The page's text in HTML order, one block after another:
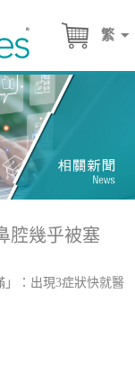
繁
腔幾乎被塞
」：出現3症狀快就醫